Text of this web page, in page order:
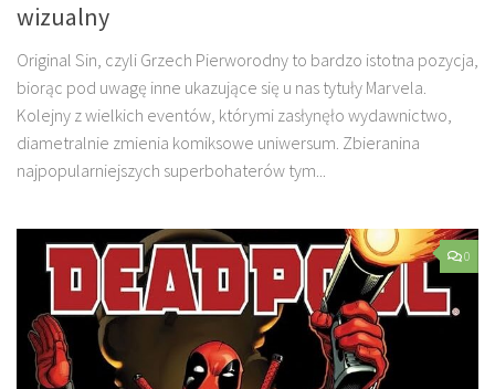
wizualny
Original Sin, czyli Grzech Pierworodny to bardzo istotna pozycja,
biorąc pod uwagę inne ukazujące się u nas tytuły Marvela.
Kolejny z wielkich eventów, którymi zasłynęło wydawnictwo,
diametralnie zmienia komiksowe uniwersum. Zbieranina
najpopularniejszych superbohaterów tym...
0